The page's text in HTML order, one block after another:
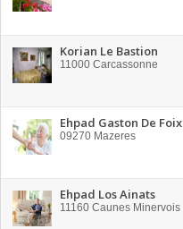
Korian Le Bastion
11000 Carcassonne
Ehpad Gaston De Foix
09270 Mazeres
Ehpad Los Ainats
11160 Caunes Minervois